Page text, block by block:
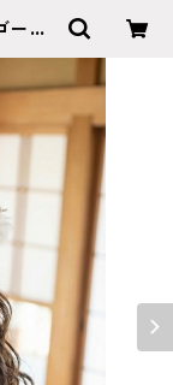
ール
リ
ラワ
ロ
婚
サリ